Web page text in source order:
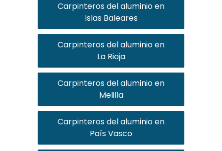
Carpinteros del aluminio en
Islas Baleares
Carpinteros del aluminio en
La Rioja
Carpinteros del aluminio en
Melilla
Carpinteros del aluminio en
País Vasco